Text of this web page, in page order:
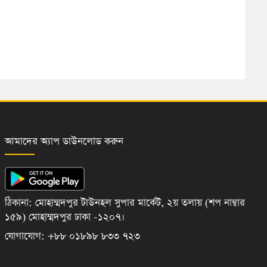
আমাদের অ্যাপ ডাউনলোড করুন
ঠিকানা: মোহাম্মদপুর টাউনহল সুপার মার্কেট, ২য় তলায় (শপ নাম্বার
১৫৯) মোহাম্মদপুর ঢাকা -১২০৭।
যোগাযোগ: +৮৮ ০১৮৯৮ ৮৩৩ ৭২৩